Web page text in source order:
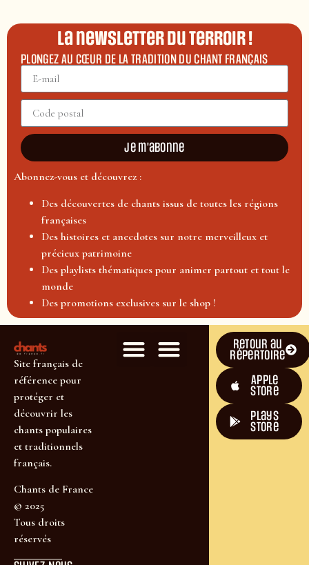
La newsletter du terroir !
PLONGEZ AU CŒUR DE LA TRADITION DU CHANT FRANÇAIS
Je m'abonne
Abonnez-vous et découvrez :
Des découvertes de chants issus de toutes les régions
françaises
Des histoires et anecdotes sur notre merveilleux et
précieux patrimoine
Des playlists thématiques pour animer partout et tout le
monde
Des promotions exclusives sur le shop !
Site français de
référence pour
protéger et
découvrir les
chants populaires
et traditionnels
français.
Chants de France
© 2025
Tous droits
réservés
Retour au
répertoire
Apple
Store
plays
store